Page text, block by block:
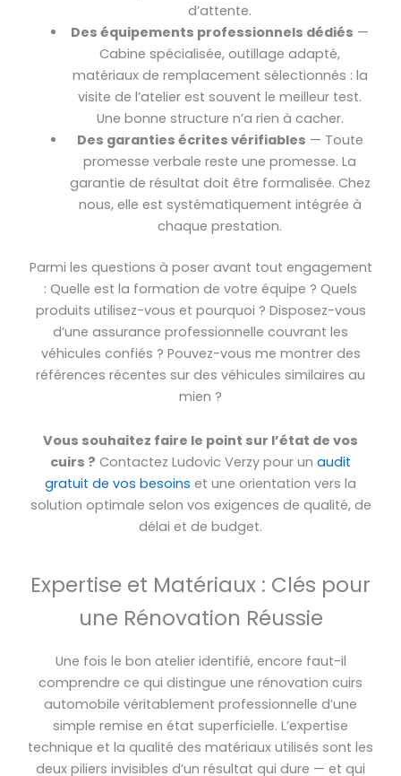
d’attente.
Des équipements professionnels dédiés —
Cabine spécialisée, outillage adapté,
matériaux de remplacement sélectionnés : la
visite de l’atelier est souvent le meilleur test.
Une bonne structure n’a rien à cacher.
Des garanties écrites vérifiables — Toute
promesse verbale reste une promesse. La
garantie de résultat doit être formalisée. Chez
nous, elle est systématiquement intégrée à
chaque prestation.
Parmi les questions à poser avant tout engagement
: Quelle est la formation de votre équipe ? Quels
produits utilisez-vous et pourquoi ? Disposez-vous
d’une assurance professionnelle couvrant les
véhicules confiés ? Pouvez-vous me montrer des
références récentes sur des véhicules similaires au
mien ?
Vous souhaitez faire le point sur l’état de vos
cuirs ? Contactez Ludovic Verzy pour un audit
gratuit de vos besoins et une orientation vers la
solution optimale selon vos exigences de qualité, de
délai et de budget.
Expertise et Matériaux : Clés pour
une Rénovation Réussie
Une fois le bon atelier identifié, encore faut-il
comprendre ce qui distingue une rénovation cuirs
automobile véritablement professionnelle d’une
simple remise en état superficielle. L’expertise
technique et la qualité des matériaux utilisés sont les
deux piliers invisibles d’un résultat qui dure — et qui